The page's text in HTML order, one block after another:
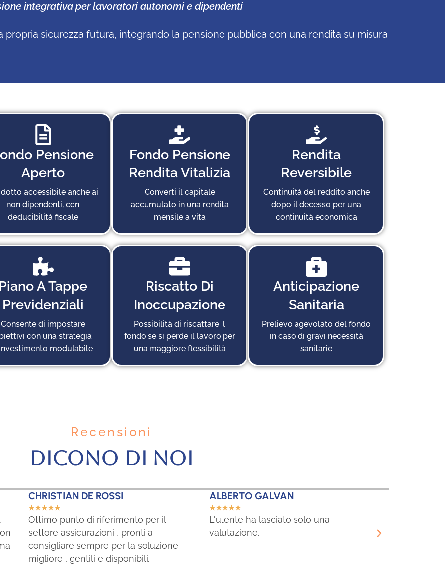
Pensione
Aperto
accessibile anche ai
non dipendenti, con
deducibilità fiscale
Fondo Pensione
Rendita Vitalizia
Converti il capitale
accumulato in una rendita
mensile a vita
Rendita
Reversibile
Continuità del reddito anche
dopo il decesso per una
continuità economica
A Tappe
Previdenziali
Consente di impostare
con una strategia
modulabile
Riscatto Di
Inoccupazione
Possibilità di riscattare il
fondo se si perde il lavoro per
una maggiore flessibilità
Anticipazione
Sanitaria
Prelievo agevolato del fondo
in caso di gravi necessità
sanitarie
integrativa per lavoratori autonomi e dipendenti
propria sicurezza futura, integrando la pensione pubblica con una rendita su misura
Recensioni
DICONO DI NOI
CHRISTIAN DE ROSSI
☆☆☆☆☆
Ottimo punto di riferimento per il
settore assicurazioni , pronti a
consigliare sempre per la soluzione
migliore , gentili e disponibili.
ALBERTO GALVAN
☆☆☆☆☆
L'utente ha lasciato solo una
valutazione.